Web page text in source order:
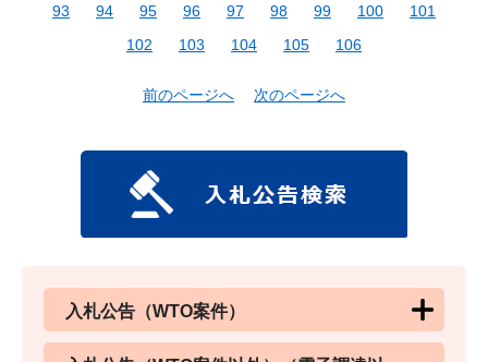
93
94 95 96 97 98 99 100
101
102
103 104 105 106
前のページへ 次のページへ
入札公告（WTO案件）